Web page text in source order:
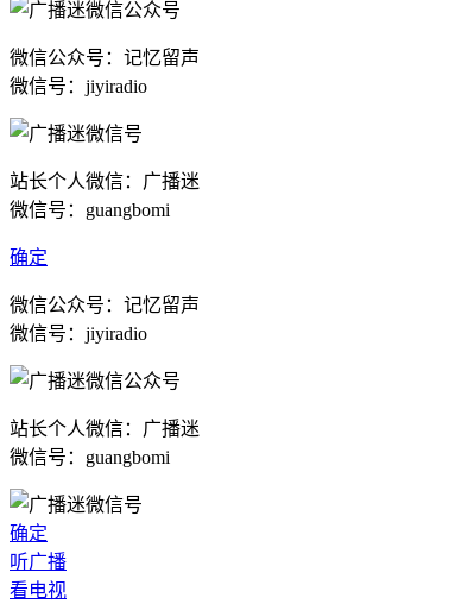
微信公众号：记忆留声
微信号：jiyiradio
站长个人微信：广播迷
微信号：guangbomi
确定
微信公众号：记忆留声
微信号：jiyiradio
站长个人微信：广播迷
微信号：guangbomi
确定
听广播
看电视